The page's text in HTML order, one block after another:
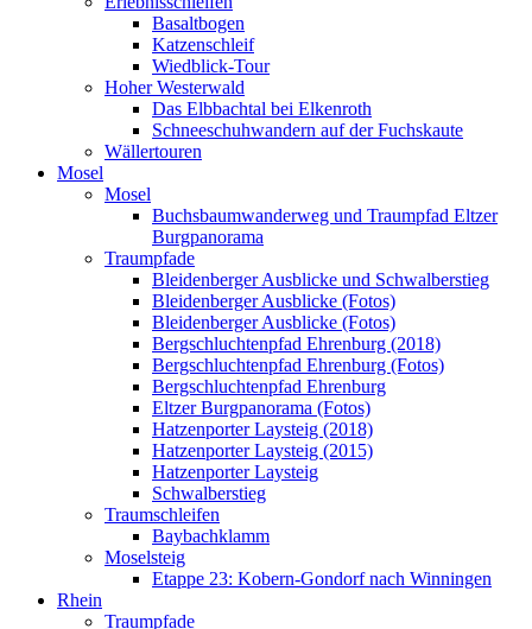
Basaltbogen
Katzenschleif
Wiedblick-Tour
Hoher Westerwald
Das Elbbachtal bei Elkenroth
Schneeschuhwandern auf der Fuchskaute
Wällertouren
Mosel
Mosel
Buchsbaumwanderweg und Traumpfad Eltzer
Burgpanorama
Traumpfade
Bleidenberger Ausblicke und Schwalberstieg
Bleidenberger Ausblicke (Fotos)
Bleidenberger Ausblicke (Fotos)
Bergschluchtenpfad Ehrenburg (2018)
Bergschluchtenpfad Ehrenburg (Fotos)
Bergschluchtenpfad Ehrenburg
Eltzer Burgpanorama (Fotos)
Hatzenporter Laysteig (2018)
Hatzenporter Laysteig (2015)
Hatzenporter Laysteig
Schwalberstieg
Traumschleifen
Baybachklamm
Moselsteig
Etappe 23: Kobern-Gondorf nach Winningen
Rhein
Traumpfade